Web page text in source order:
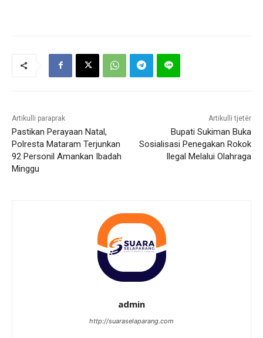
Artikulli paraprak
Pastikan Perayaan Natal,
Polresta Mataram Terjunkan
92 Personil Amankan Ibadah
Minggu
Artikulli tjetër
Bupati Sukiman Buka
Sosialisasi Penegakan Rokok
Ilegal Melalui Olahraga
admin
http://suaraselaparang.com